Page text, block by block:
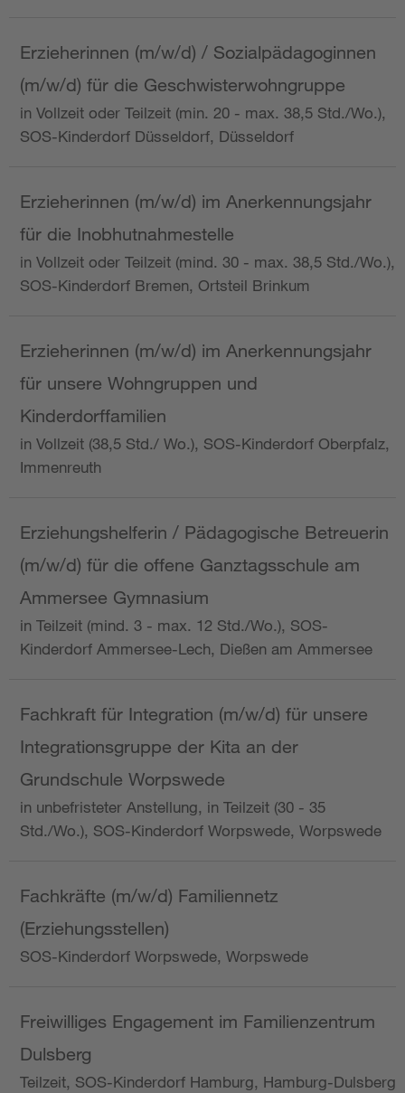
Erzieherinnen (m/w/d) / Sozialpädagoginnen
(m/w/d) für die Geschwisterwohngruppe
in Vollzeit oder Teilzeit (min. 20 - max. 38,5 Std./Wo.),
SOS-Kinderdorf Düsseldorf, Düsseldorf
Erzieherinnen (m/w/d) im Anerkennungsjahr
für die Inobhutnahmestelle
in Vollzeit oder Teilzeit (mind. 30 - max. 38,5 Std./Wo.),
SOS-Kinderdorf Bremen, Ortsteil Brinkum
Erzieherinnen (m/w/d) im Anerkennungsjahr
für unsere Wohngruppen und
Kinderdorffamilien
in Vollzeit (38,5 Std./ Wo.), SOS-Kinderdorf Oberpfalz,
Immenreuth
Erziehungshelferin / Pädagogische Betreuerin
(m/w/d) für die offene Ganztagsschule am
Ammersee Gymnasium
in Teilzeit (mind. 3 - max. 12 Std./Wo.), SOS-
Kinderdorf Ammersee-Lech, Dießen am Ammersee
Fachkraft für Integration (m/w/d) für unsere
Integrationsgruppe der Kita an der
Grundschule Worpswede
in unbefristeter Anstellung, in Teilzeit (30 - 35
Std./Wo.), SOS-Kinderdorf Worpswede, Worpswede
Fachkräfte (m/w/d) Familiennetz
(Erziehungsstellen)
SOS-Kinderdorf Worpswede, Worpswede
Freiwilliges Engagement im Familienzentrum
Dulsberg
Teilzeit, SOS-Kinderdorf Hamburg, Hamburg-Dulsberg